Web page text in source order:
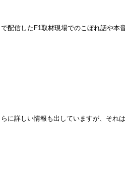
配信したF1取材現場でのこぼれ話や本
に詳しい情報も出していますが、それは